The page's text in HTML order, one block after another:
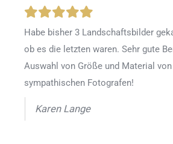
Habe bisher 3 Landschaftsbilder
ob es die letzten waren. Sehr gute
Auswahl von Größe und Material
sympathischen Fotografen!
Karen Lange